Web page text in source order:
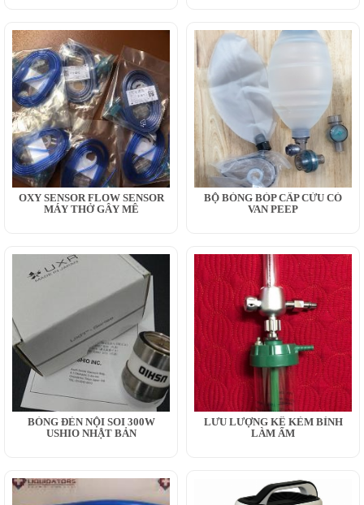
OXY SENSOR FLOW SENSOR
MÁY THỞ GÂY MÊ
BỘ BÓNG BÓP CẤP CỨU CÓ
VAN PEEP
BÓNG ĐÈN NỘI SOI 300W
USHIO NHẬT BẢN
LƯU LƯỢNG KẾ KÈM BÌNH
LÀM ẨM